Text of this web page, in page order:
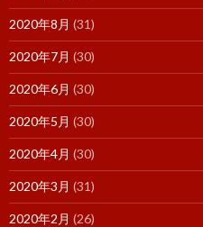
2020年8月 (31)
2020年7月 (30)
2020年6月 (30)
2020年5月 (30)
2020年4月 (30)
2020年3月 (31)
2020年2月 (26)